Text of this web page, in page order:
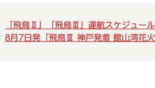
「飛鳥Ⅱ」「飛鳥Ⅲ」運航スケジュー
8月7日発「飛鳥Ⅲ 神戸発着 館山湾花火